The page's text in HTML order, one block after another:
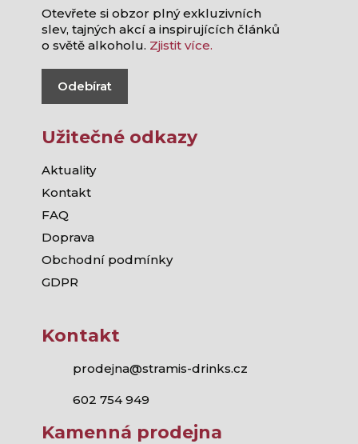
Otevřete si obzor plný exkluzivních
slev, tajných akcí a inspirujících článků
o světě alkoholu. Zjistit více.
Odebírat
Užitečné odkazy
Aktuality
Kontakt
FAQ
Doprava
Obchodní podmínky
GDPR
Kontakt
prodejna@stramis-drinks.cz
602 754 949
Kamenná prodejna